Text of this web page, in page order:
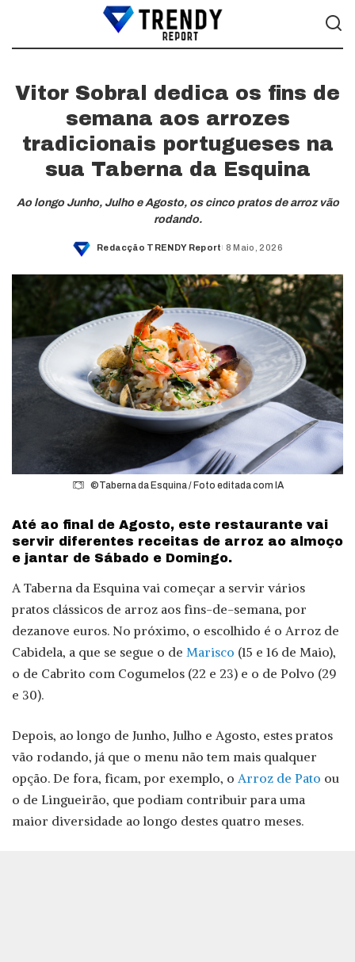
Vitor Sobral dedica os fins de
semana aos arrozes
tradicionais portugueses na
sua Taberna da Esquina
Ao longo Junho, Julho e Agosto, os cinco pratos de arroz vão
rodando.
Posted
Redacção TRENDY Report 8 Maio, 2026
©Taberna da Esquina / Foto editada com IA
Até ao final de Agosto, este restaurante vai
servir diferentes receitas de arroz ao almoço
e jantar de Sábado e Domingo.
A Taberna da Esquina vai começar a servir vários
pratos clássicos de arroz aos fins-de-semana, por
dezanove euros. No próximo, o escolhido é o Arroz de
Cabidela, a que se segue o de Marisco (15 e 16 de Maio),
o de Cabrito com Cogumelos (22 e 23) e o de Polvo (29
e 30).
Depois, ao longo de Junho, Julho e Agosto, estes pratos
vão rodando, já que o menu não tem mais qualquer
opção. De fora, ficam, por exemplo, o Arroz de Pato ou
o de Lingueirão, que podiam contribuir para uma
maior diversidade ao longo destes quatro meses.